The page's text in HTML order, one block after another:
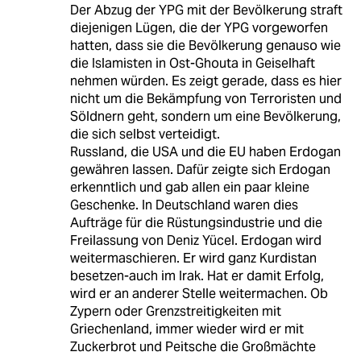
Der Abzug der YPG mit der Bevölkerung straft
diejenigen Lügen, die der YPG vorgeworfen
hatten, dass sie die Bevölkerung genauso wie
die Islamisten in Ost-Ghouta in Geiselhaft
nehmen würden. Es zeigt gerade, dass es hier
nicht um die Bekämpfung von Terroristen und
Söldnern geht, sondern um eine Bevölkerung,
die sich selbst verteidigt.
Russland, die USA und die EU haben Erdogan
gewähren lassen. Dafür zeigte sich Erdogan
erkenntlich und gab allen ein paar kleine
Geschenke. In Deutschland waren dies
Aufträge für die Rüstungsindustrie und die
Freilassung von Deniz Yücel. Erdogan wird
weitermaschieren. Er wird ganz Kurdistan
besetzen-auch im Irak. Hat er damit Erfolg,
wird er an anderer Stelle weitermachen. Ob
Zypern oder Grenzstreitigkeiten mit
Griechenland, immer wieder wird er mit
Zuckerbrot und Peitsche die Großmächte